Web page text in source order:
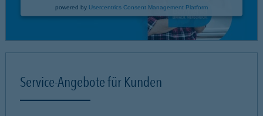
powered by Usercentrics Consent Management Platform
Service-Angebote für Kunden